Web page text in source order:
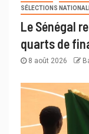
SÉLECTIONS
Le Sénégal
quarts de
8 août 2026